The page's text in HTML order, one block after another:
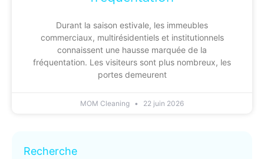
Durant la saison estivale, les immeubles
commerciaux, multirésidentiels et institutionnels
connaissent une hausse marquée de la
fréquentation. Les visiteurs sont plus nombreux, les
portes demeurent
MOM Cleaning 22 juin 2026
Recherche